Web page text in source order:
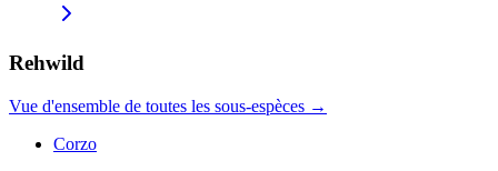
Rehwild
Vue d'ensemble de toutes les sous-espèces →
Corzo